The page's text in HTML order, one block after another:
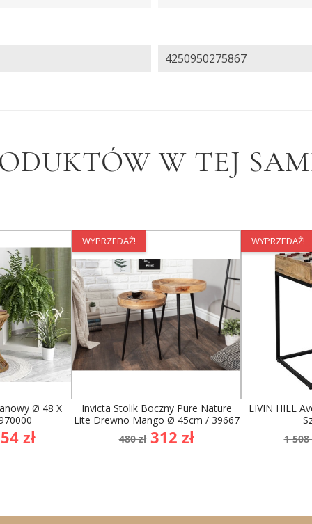
4250950275867
W TEJ
Ø 48 X
zł
WYPRZEDAŻ!
Invicta Stolik Boczny Pure Nature
Lite Drewno Mango Ø 45cm / 39667
Cena
podstawowa
480 zł Cena
312 zł
WYPRZEDAŻ!
LIVIN HILL
1 508